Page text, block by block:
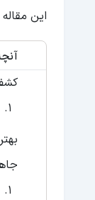
این مقاله